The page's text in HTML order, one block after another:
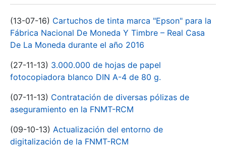
(13-07-16) Cartuchos de tinta marca "Epson" para la
Fábrica Nacional De Moneda Y Timbre – Real Casa
De La Moneda durante el año 2016
(27-11-13) 3.000.000 de hojas de papel
fotocopiadora blanco DIN A-4 de 80 g.
(07-11-13) Contratación de diversas pólizas de
aseguramiento en la FNMT-RCM
(09-10-13) Actualización del entorno de
digitalización de la FNMT-RCM